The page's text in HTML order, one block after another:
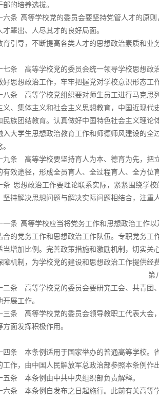
的培养选拔。
六条 高等学校党的委员会要坚持党管人才的原
才辈出、人尽其才的良好局面。
育引导，不断提高各类人才的思想政治素质和业
七条 高等学校党的委员会统一领导学校思想政
好思想政治工作，牢牢把握党对学校意识形态工
八条 高等学校党组织要对师生员工进行马克思
义、集体主义和社会主义思想教育，中国近现
民族团结教育。认真做好中国特色社会主义理
入大学生思想政治教育工作和师德师风建设的
九条 高等学校要坚持育人为本、德育为先，把
有效途径，形成全员育人、全过程育人、全方位
条 思想政治工作要理论联系实际，紧紧围绕学
坚持解决思想问题与解决实际问题相结合，注
一条 高等学校应当将党务工作和思想政治工作
合的党务工作和思想政治工作队伍。专职党务
当增加比例。完善政策措施和激励机制，切实关
障机制，为学校党的建设和思想政治工作提供经
第
二条 高等学校党的委员会要研究工会、共青团
展工作。
三条 高等学校党的委员会领导教职工代表大会
面发挥积极作用。
四条 本条例适用于国家举办的普通高等学校。
工作，由中国人民解放军总政治部参照本条例作
五条 本条例由中共中央组织部负责解释。
六条 本条例自发布之日起施行。此前有关高等